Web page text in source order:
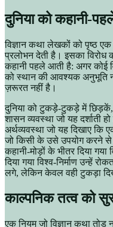
दुनिया को कहानी-
विज्ञान कथा लेखकों को पृष्ठ
प्रलोभन देती है। इसका विरोध
कहानी पहले आती है: अगर कोई
को स्थान की आवश्यक अनुभूति
ज़रूरत नहीं है।
दुनिया को टुकड़े-टुकड़े में
शासन व्यवस्था जो यह दर्शाती
अर्थव्यवस्था जो यह दिखाए कि
जो किसी के उसे उपयोग करने से
कहानी-मोड़ों के भीतर दिया गया
दिया गया विश्व-निर्माण उन्हें
लगे, लेकिन केवल वही टुकड़ा
काल्पनिक तत्व को
एक नियम जो विज्ञान कथा